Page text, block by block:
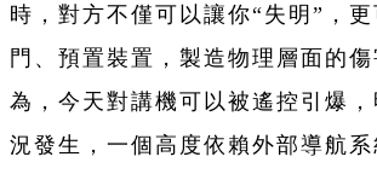
時，對方不僅可以讓你“失明”，
門、預置裝置，製造物理層面的
為，今天對講機可以被遙控引爆
況發生，一個高度依賴外部導航